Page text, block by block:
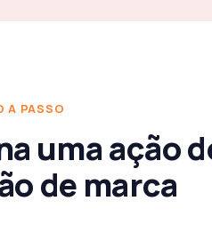
A PASSO
uma ação
de marca